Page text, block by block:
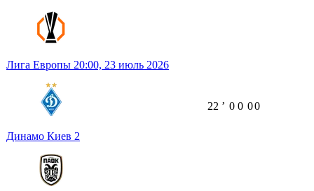
Лига Европы 20:00, 23 июль 2026
Динамо Киев 2
22 ʼ 0 0 00